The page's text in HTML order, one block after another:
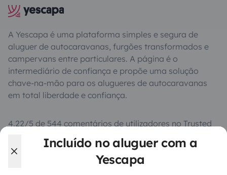
Incluído no aluguer com a
Yescapa
A Yescapa é uma plataforma simples e segura de
aluguer de autocaravanas, furgões transformados e
campervans entre particulares. A página é o
intermediário de confiança e propõe uma solução
chave-na-mão para os alugueres de autocaravanas
em total liberdade e confiança.
4.22/5 de 544 comentários de utilizadores no Trusted
Facebook